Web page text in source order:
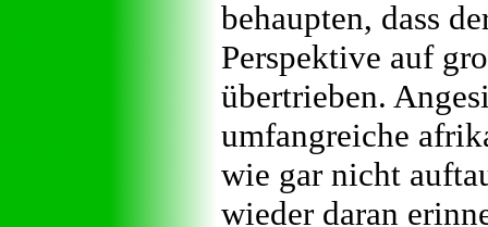
behaupten, dass
Perspektive auf
übertrieben.
umfangreiche
wie gar nicht
wieder daran